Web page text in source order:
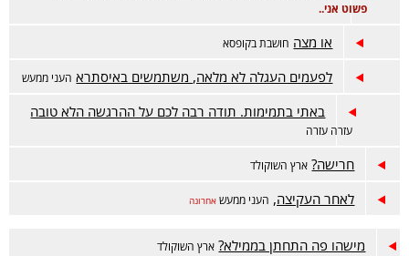
פשוט אני..
או מצה חושבת בקופסא
לפעמים העגלה לא מלאה, משתמשים באיסתרא העני ממעש
באתי בתמימות. תודה רבה לכם על ההרגשה הלא טובה
עזרה עזרה
חרישה? ארץ השוקולד
לאחר העקיצה, העני ממעש אחרונה
מישהו פה התחתן בממילא? ארץ השוקולד